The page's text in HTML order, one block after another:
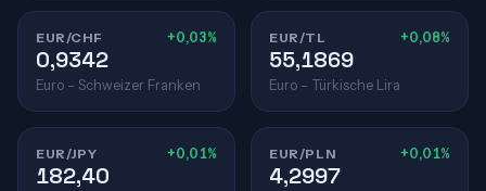
EUR/CHF +0,03%
0,9342
Euro – Schweizer Franken
EUR/TL +0,08%
55,1869
Euro – Türkische Lira
EUR/JPY +0,01%
182,40
EUR/PLN +0,01%
4,2997